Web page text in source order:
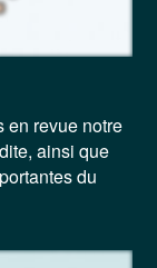
en revue notre
ainsi que
du